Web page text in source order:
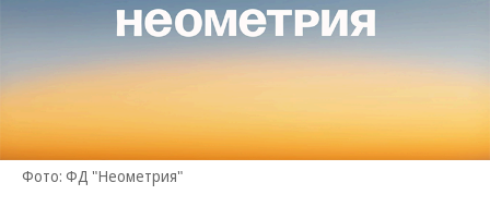
Фото: ФД "Неометрия"